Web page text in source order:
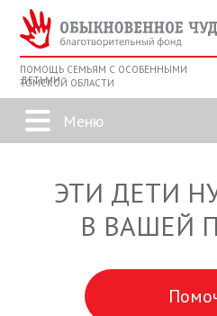
ПОМОЩЬ СЕМЬЯМ С ОСОБЕННЫМИ
ДЕТЬМИ
ТОМСКОЙ ОБЛАСТИ
ЭТИ ДЕТИ
В ВАШЕЙ